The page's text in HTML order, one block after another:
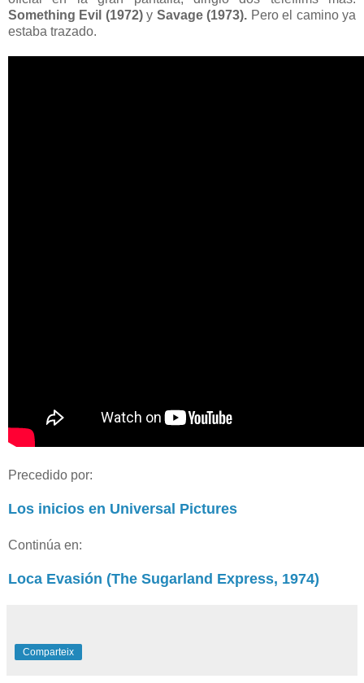
Something Evil (1972)y Savage (1973). Pero el camino ya
estaba trazado.
Precedido por:
Los inicios en Universal Pictures
Continúa en:
Loca Evasión (The Sugarland Express, 1974)
Comparteix